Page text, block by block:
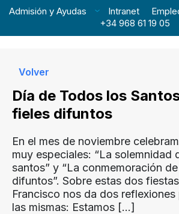
Admisión y Ayudas Intranet
+34 968 61 19 05
Volver
Día de Todos los
fieles difuntos
En el mes de noviembre
muy especiales: “La solemnidad
santos” y “La conmemoración
difuntos”. Sobre estas dos
Francisco nos da dos
las mismas: Estamos […]